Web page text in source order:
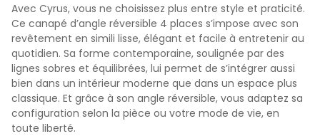
Avec Cyrus, vous ne choisissez plus entre style et praticité.
Ce canapé d’angle réversible 4 places s’impose avec son
revêtement en simili lisse, élégant et facile à entretenir au
quotidien. Sa forme contemporaine, soulignée par des
lignes sobres et équilibrées, lui permet de s’intégrer aussi
bien dans un intérieur moderne que dans un espace plus
classique. Et grâce à son angle réversible, vous adaptez sa
configuration selon la pièce ou votre mode de vie, en
toute liberté.